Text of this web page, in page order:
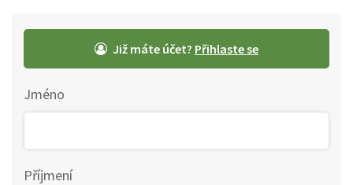
Již máte účet?
Jméno
Příjmení